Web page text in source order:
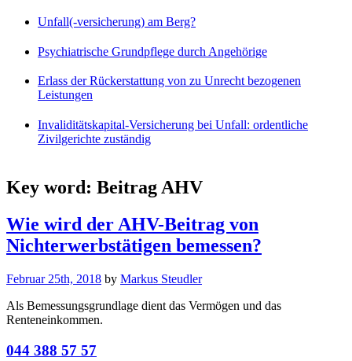
Unfall(-versicherung) am Berg?
Psychiatrische Grundpflege durch Angehörige
Erlass der Rückerstattung von zu Unrecht bezogenen
Leistungen
Invaliditätskapital-Versicherung bei Unfall: ordentliche
Zivilgerichte zuständig
Key word: Beitrag AHV
Wie wird der AHV-Beitrag von
Nichterwerbstätigen bemessen?
Februar 25th, 2018 by Markus Steudler
Als Bemessungsgrundlage dient das Vermögen und das
Renteneinkommen.
044 388 57 57